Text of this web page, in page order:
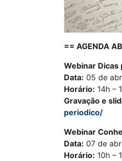
== AGENDA
Webinar
Data: 05 de
Horário: 14h –
Gravação e
periodico/
Webinar
Data: 07 de
Horário: 10h –